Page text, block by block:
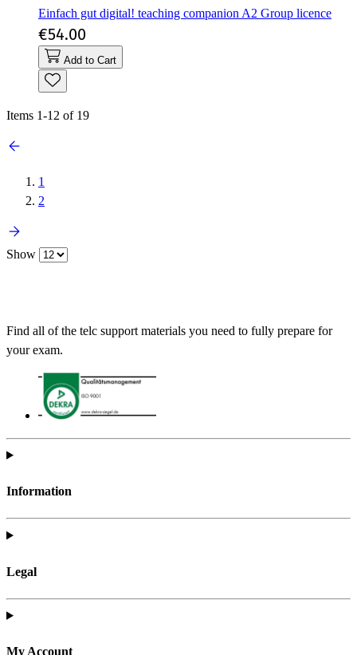
Einfach gut digital! teaching companion A2 Group licence
€54.00
Add to Cart
Items 1-12 of 19
1
2
Show
Find all of the telc support materials you need to fully prepare for
your exam.
Information
Legal
My Account